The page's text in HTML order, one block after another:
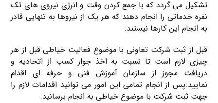
تشکیل می گردد که با جمع کردن وقت و انرژی نیروی های تک
نفره خدماتی را انجام دهند که هر یک از نیروها به تنهایی قادر
به انجام این کارها نیستند.
قبل از ثبت شرکت تعاونی با موضوع فعالیت خیاطی قبل از هر
چیزی لازم است تا نسبت به اخذ جواز کسب از اتحادیه و
دریافت مجوز از سازمان آموزش فنی و حرفه ای اقدام
نمایید.پس از انجام تمامی این امور می توانید اقدامات لازم را
جهت ثبت شرکت با موضوع خیاطی به انجام برسانید.